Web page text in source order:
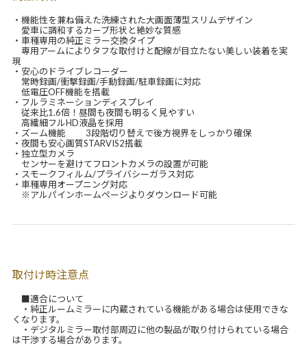
・機能性を兼ね備えた洗練された大画面薄型スリムデザイン
愛車に調和するカーブ形状と絶妙な質感
・車種専用の純正ミラー交換タイプ
専用アームによりタフな取付けと配線が目立たない美しい装着を実
現
・安心のドライブレコーダー
常時録画/衝撃録画/手動録画/駐車録画に対応
低電圧OFF機能を搭載
・フルラミネーションディスプレイ
従来比1.6倍！昼間も夜間も明るく見やすい
高繊細フルHD液晶を採用
・ズーム機能 3段階切り替えで後方視界をしっかり確保
・夜間も安心画質STARVIS2搭載
・独立型カメラ
センサーを避けてフロントカメラの設置が可能
・スモークフィルム/プライバシーガラス対応
・車種専用オープニング対応
※アルパインホームページよりダウンロード可能
取付け時注意点
■適合について
・純正ルームミラーに内蔵されている機能がある場合は使用できな
くなります。
・デジタルミラー取付部周辺に他の製品が取り付けられている場合
は干渉する場合があります。